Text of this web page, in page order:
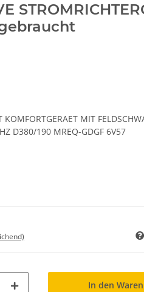
MIT
D380/190 MREQ-GDGF 6V57
In den